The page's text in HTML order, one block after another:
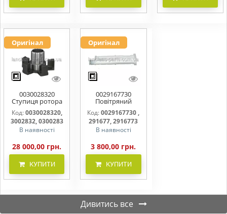
Оригінал
0030028320
Ступиця ротора
CLAAS
Код:0030028320,
3002832, 0300283
В наявності
28 000,00 грн.
КУПИТИ
Оригінал
0029167730
Повітряний
фільтр бака
(фільтр AdBlue)
Код: 0029167730 ,
291677, 2916773
В наявності
3 800,00 грн.
КУПИТИ
Дивитись все